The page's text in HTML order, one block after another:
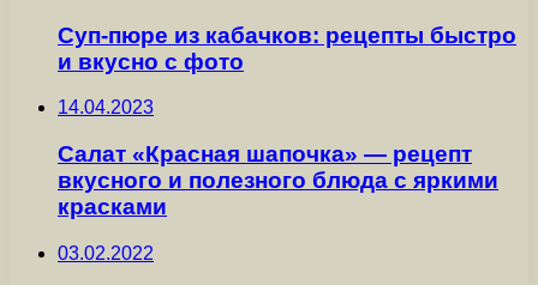
Суп-пюре из кабачков: рецепты быстро
и вкусно с фото
14.04.2023
Салат «Красная шапочка» — рецепт
вкусного и полезного блюда с яркими
красками
03.02.2022